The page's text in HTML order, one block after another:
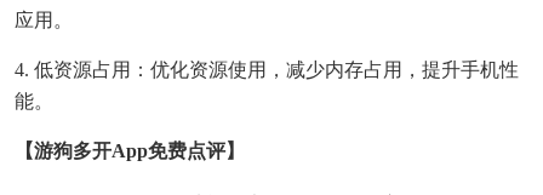
应用。
4. 低资源占用：优化资源使用，减少内存占用，提升手机性
能。
【游狗多开app免费点评】